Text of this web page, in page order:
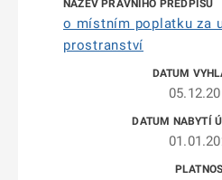
o místním poplatku za
prostranství